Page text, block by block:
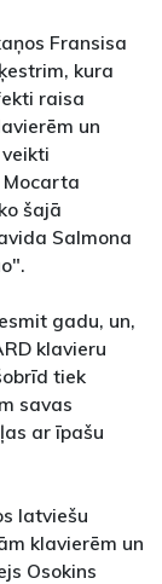
Fransisa
kura
raisa
un
šajā
Salmona
gadu, un,
klavieru
tiek
savas
ar īpašu
latviešu
klavierēm un
Osokins